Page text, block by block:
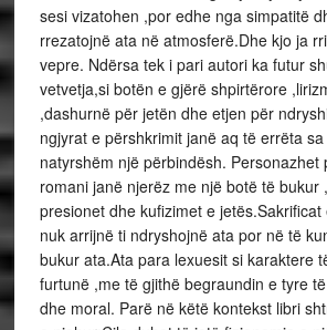
sesi vizatohen ,por edhe nga simpatitë
rrezatojnë ata në atmosferë.Dhe kjo ja
vepre. Ndërsa tek i pari autori ka futur
vetvetja,si botën e gjërë shpirtërore
,dashurnë për jetën dhe etjen për
ngjyrat e përshkrimit janë aq të errëta
natyrshëm një përbindësh. Personazhet
romani janë njerëz me një botë të bukur
presionet dhe kufizimet e
nuk arrijnë ti ndryshojnë ata por në të
bukur ata.Ata para lexuesit si karaktere
furtunë ,me të gjithë begraundin e tyre
dhe moral. Parë në këtë kontekst libri